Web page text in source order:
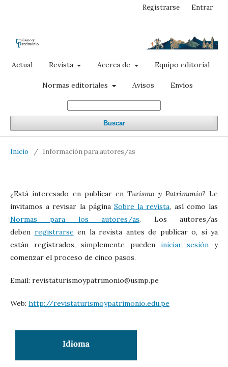
Actual Revista Acerca de Equipo editorial
Normas editoriales Avisos Envíos
Buscar
Registrarse Entrar
Inicio / Información para autores/as
¿Está interesado en publicar enTurismo y Patrimonio? Le
invitamos a revisar la página Sobre la revista, así como las
Normas para los autores/as. Los autores/as
deben registrarseen la revista antes de publicar o, si ya
están registrados, simplemente pueden iniciar sesión y
comenzar el proceso de cinco pasos.
Email: revistaturismoypatrimonio@usmp.pe
Web: http://revistaturismoypatrimonio.edu.pe